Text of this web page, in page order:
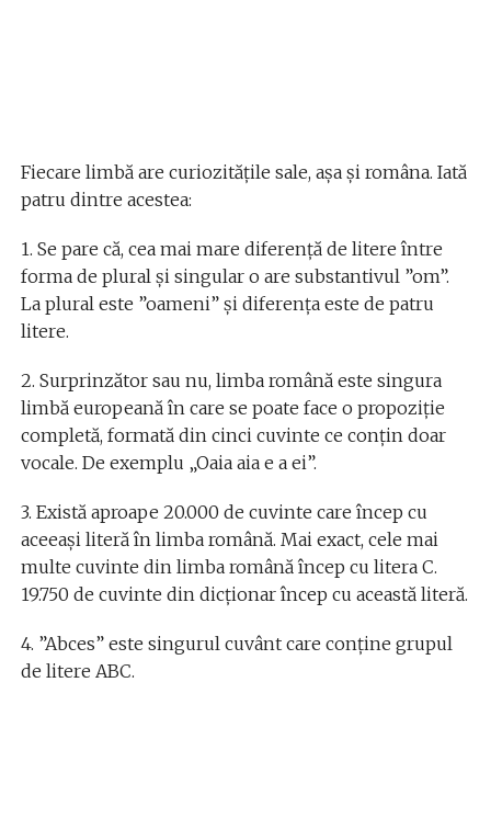
Fiecare limbă are curiozitățile sale, așa și româna. Iată
patru dintre acestea:
1. Se pare că, cea mai mare diferenţă de litere între
forma de plural şi singular o are substantivul ”om”.
La plural este ”oameni” și diferența este de patru
litere.
2. Surprinzător sau nu, limba română este singura
limbă europeană în care se poate face o propoziție
completă, formată din cinci cuvinte ce conțin doar
vocale. De exemplu „Oaia aia e a ei”.
3. Există aproape 20.000 de cuvinte care încep cu
aceeași literă în limba română. Mai exact, cele mai
multe cuvinte din limba română încep cu litera C.
19.750 de cuvinte din dicționar încep cu această literă.
4. ”Abces” este singurul cuvânt care conţine grupul
de litere ABC.